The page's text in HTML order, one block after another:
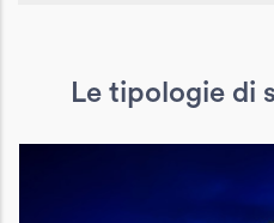
Le tipologie di